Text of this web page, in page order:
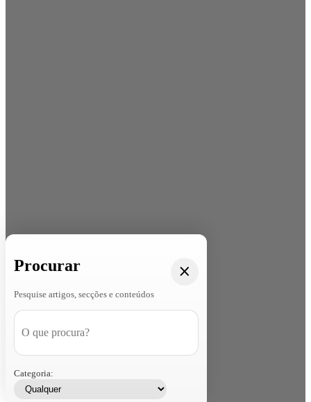
Procurar
Pesquise artigos, secções e conteúdos
Categoria: